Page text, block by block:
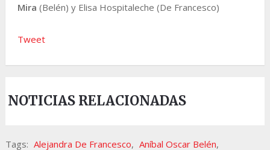
Mira (Belén) y Elisa Hospitaleche (De Francesco)
Tweet
NOTICIAS RELACIONADAS
Tags: Alejandra De Francesco, Aníbal Oscar Belén,